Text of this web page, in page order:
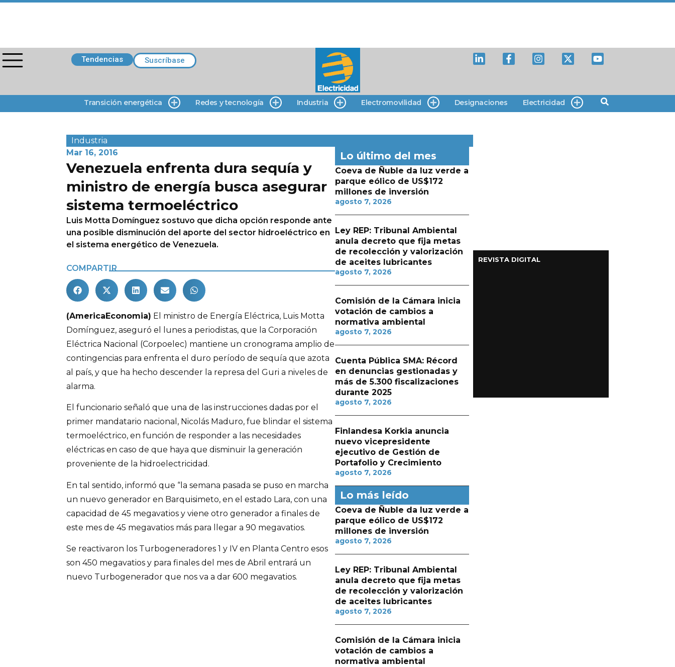
Tendencias Suscríbase
Transición energética Redes y tecnología Industria Electromovilidad Designaciones Electricidad
Industria
Mar 16, 2016
Venezuela enfrenta dura sequía y
ministro de energía busca asegurar
sistema termoeléctrico
Luis Motta Domínguez sostuvo que dicha opción responde ante
una posible disminución del aporte del sector hidroeléctrico en
el sistema energético de Venezuela.
COMPARTIR
(AmericaEconomia) El ministro de Energía Eléctrica, Luis Motta
Domínguez, aseguró el lunes a periodistas, que la Corporación
Eléctrica Nacional (Corpoelec) mantiene un cronograma amplio de
contingencias para enfrenta el duro período de sequía que azota
al país, y que ha hecho descender la represa del Guri a niveles de
alarma.
El funcionario señaló que una de las instrucciones dadas por el
primer mandatario nacional, Nicolás Maduro, fue blindar el sistema
termoeléctrico, en función de responder a las necesidades
eléctricas en caso de que haya que disminuir la generación
proveniente de la hidroelectricidad.
En tal sentido, informó que “la semana pasada se puso en marcha
un nuevo generador en Barquisimeto, en el estado Lara, con una
capacidad de 45 megavatios y viene otro generador a finales de
este mes de 45 megavatios más para llegar a 90 megavatios.
Se reactivaron los Turbogeneradores 1 y IV en Planta Centro esos
son 450 megavatios y para finales del mes de Abril entrará un
nuevo Turbogenerador que nos va a dar 600 megavatios.
Lo último del mes
Coeva de Ñuble da luz verde a
parque eólico de US$172
millones de inversión
agosto 7, 2026
Ley REP: Tribunal Ambiental
anula decreto que fija metas
de recolección y valorización
de aceites lubricantes
agosto 7, 2026
Comisión de la Cámara inicia
votación de cambios a
normativa ambiental
agosto 7, 2026
Cuenta Pública SMA: Récord
en denuncias gestionadas y
más de 5.300 fiscalizaciones
durante 2025
agosto 7, 2026
Finlandesa Korkia anuncia
nuevo vicepresidente
ejecutivo de Gestión de
Portafolio y Crecimiento
agosto 7, 2026
Lo más leído
Coeva de Ñuble da luz verde a
parque eólico de US$172
millones de inversión
agosto 7, 2026
Ley REP: Tribunal Ambiental
anula decreto que fija metas
de recolección y valorización
de aceites lubricantes
agosto 7, 2026
Comisión de la Cámara inicia
votación de cambios a
normativa ambiental
REVISTA DIGITAL